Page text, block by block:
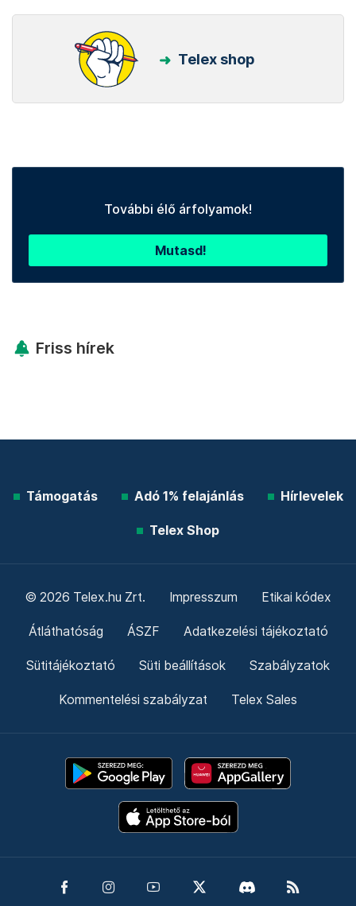
Telex shop
További élő árfolyamok!
Mutasd!
Friss hírek
Támogatás Adó 1% felajánlás Hírlevelek
Telex Shop
© 2026 Telex.hu Zrt. Impresszum Etikai kódex
Átláthatóság ÁSZF Adatkezelési tájékoztató
Sütitájékoztató Süti beállítások Szabályzatok
Kommentelési szabályzat Telex Sales